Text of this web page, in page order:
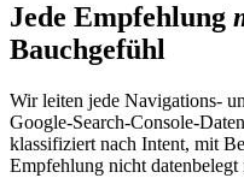
Jede Empfehlung
Bauchgefühl
Wir leiten jede Navigations-
Google-Search-Console-
klassifiziert nach Intent, mit
Empfehlung nicht